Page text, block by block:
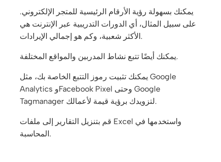
يمكنك بسهولة رؤية الأرقام الرئيسية للمتجر الإلكتروني.
على سبيل المثال، أي الدورات التدريبية عبر الإنترنت هي
الأكثر شعبية، وكم هو إجمالي الإيرادات.
يمكنك أيضًا تتبع نشاط المدربين والمواقع المختلفة.
يمكنك تثبيت رموز التتبع الخاصة بك، مثل Google
Analytics وFacebook Pixel وحتى Google
Tagmanager لتزويدك برؤية قيمة لأعمالك.
قم بتنزيل التقارير إلى ملفات Excel واستخدمها في
المحاسبة.